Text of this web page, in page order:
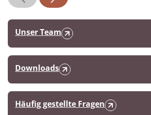
Unser Team
Downloads
Häufig gestellte Fragen